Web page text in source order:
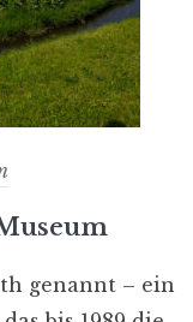
genannt – ein